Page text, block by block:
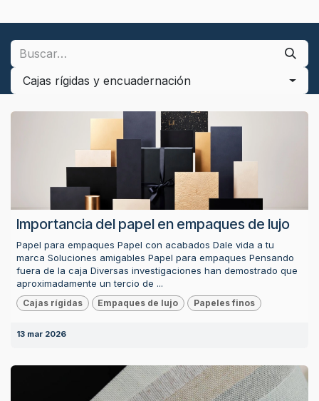
Cajas rígidas y encuadernación
Importancia del papel en empaques de lujo
Papel para empaques Papel con acabados Dale vida a tu
marca Soluciones amigables Papel para empaques Pensando
fuera de la caja Diversas investigaciones han demostrado que
aproximadamente un tercio de ...
Cajas rígidas Empaques de lujo Papeles finos
13 mar 2026